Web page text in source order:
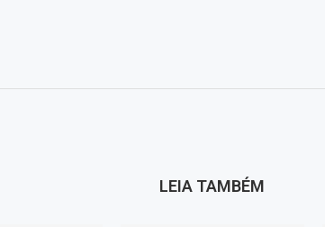
LEIA TAMBÉM